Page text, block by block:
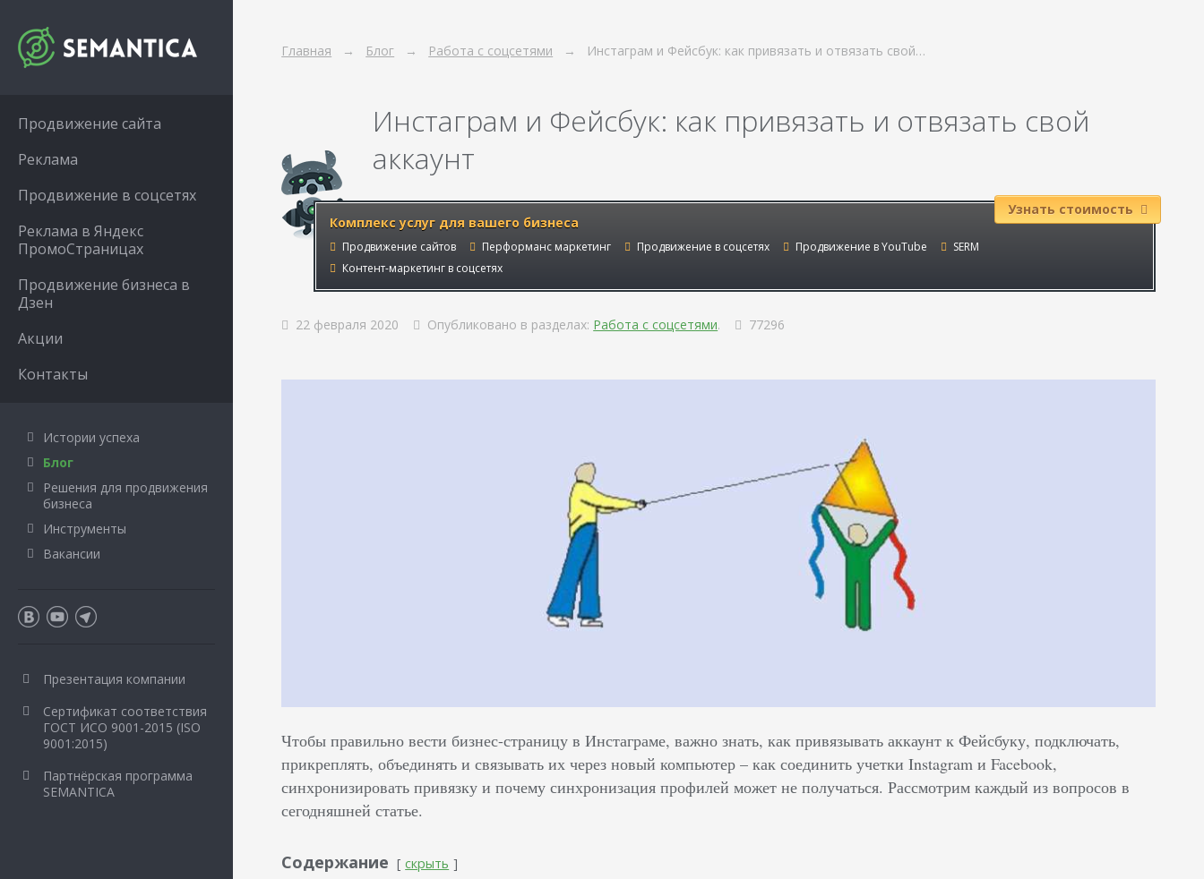
Главная Блог Работа с соцсетями Инстаграм и Фейсбук: как привязать и отвязать свой…
Инстаграм и Фейсбук: как привязать и отвязать свой
аккаунт
Комплекс услуг для вашего бизнеса
Продвижение сайтов Перформанс маркетинг Продвижение в соцсетях Продвижение в YouTube
SERM
Контент-маркетинг в соцсетях
Узнать стоимость
22 февраля 2020 Опубликовано в разделах: Работа с соцсетями. 77296
Чтобы правильно вести бизнес-страницу в Инстаграме, важно знать, как привязывать аккаунт к Фейсбуку, подключать,
прикреплять, объединять и связывать их через новый компьютер – как соединить учетки Instagram и Facebook,
синхронизировать привязку и почему синхронизация профилей может не получаться. Рассмотрим каждый из вопросов в
сегодняшней статье.
Содержание скрыть
Продвижение сайта
Реклама
Продвижение в соцсетях
Реклама в Яндекс
ПромоСтраницах
Продвижение бизнеса в
Дзен
Акции
Контакты
Истории успеха
Блог
Решения для продвижения
бизнеса
Инструменты
Вакансии
Презентация компании
Сертификат соответствия
ГОСТ ИСО 9001-2015 (ISO
9001:2015)
Партнёрская программа
SEMANTICA